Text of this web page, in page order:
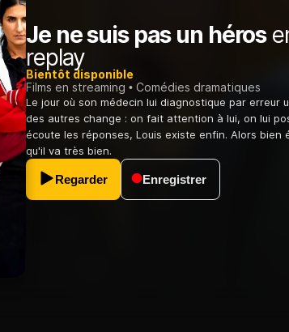
Je ne suis pas un héros
replay
Bientôt disponible
Films en streaming
Comédies dramatiques
Le jour où son médecin lui diagnostique par erreur
des autres change : on fait attention à lui, on lui
écoute les réponses, Louis existe enfin. Alors bien
qu'il va très bien.
Regarder Enregistrer